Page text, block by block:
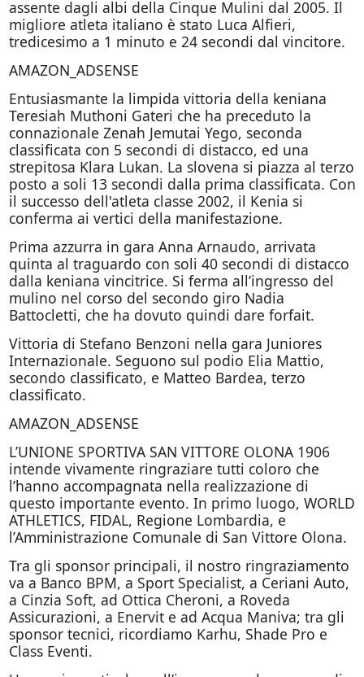
assente dagli albi della Cinque Mulini dal 2005. Il
migliore atleta italiano è stato Luca Alfieri,
tredicesimo a 1 minuto e 24 secondi dal vincitore.
AMAZON_ADSENSE
Entusiasmante la limpida vittoria della keniana
Teresiah Muthoni Gateri che ha preceduto la
connazionale Zenah Jemutai Yego, seconda
classificata con 5 secondi di distacco, ed una
strepitosa Klara Lukan. La slovena si piazza al terzo
posto a soli 13 secondi dalla prima classificata. Con
il successo dell'atleta classe 2002, il Kenia si
conferma ai vertici della manifestazione.
Prima azzurra in gara Anna Arnaudo, arrivata
quinta al traguardo con soli 40 secondi di distacco
dalla keniana vincitrice. Si ferma all’ingresso del
mulino nel corso del secondo giro Nadia
Battocletti, che ha dovuto quindi dare forfait.
Vittoria di Stefano Benzoni nella gara Juniores
Internazionale. Seguono sul podio Elia Mattio,
secondo classificato, e Matteo Bardea, terzo
classificato.
AMAZON_ADSENSE
L’UNIONE SPORTIVA SAN VITTORE OLONA 1906
intende vivamente ringraziare tutti coloro che
l’hanno accompagnata nella realizzazione di
questo importante evento. In primo luogo, WORLD
ATHLETICS, FIDAL, Regione Lombardia, e
l’Amministrazione Comunale di San Vittore Olona.
Tra gli sponsor principali, il nostro ringraziamento
va a Banco BPM, a Sport Specialist, a Ceriani Auto,
a Cinzia Soft, ad Ottica Cheroni, a Roveda
Assicurazioni, a Enervit e ad Acqua Maniva; tra gli
sponsor tecnici, ricordiamo Karhu, Shade Pro e
Class Eventi.